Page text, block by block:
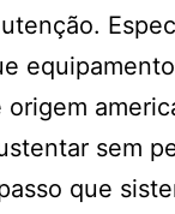
sem
que